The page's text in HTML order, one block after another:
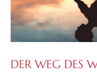
DER WEG DES